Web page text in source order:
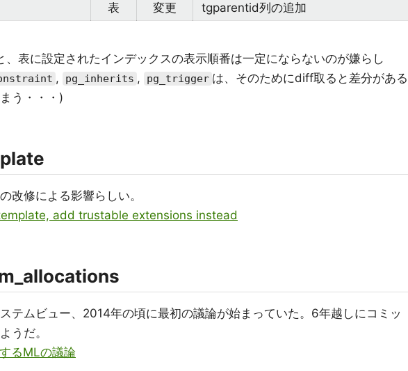
表 変更 tgparentid列の追加
、表に設定されたインデックスの表示順番は一定にならないのが嫌らし
, pg_inherits , pg_trigger は、そのためにdiff取ると差分がある
う・・・)
改修による影響らしい。
add trustable extensions instead
テムビュー、2014年の頃に最初の議論が始まっていた。6年越しにコミッ
うだ。
るMLの議論